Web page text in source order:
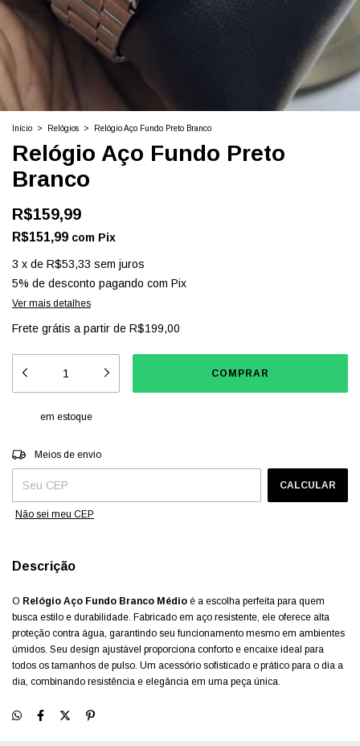
Início > Relógios > Relógio Aço Fundo Preto Branco
Relógio Aço Fundo Preto
Branco
R$159,99
R$151,99 com Pix
3 x de R$53,33 sem juros
5% de desconto pagando com Pix
Ver mais detalhes
Frete grátis a partir de R$199,00
em estoque
Entregas para o CEP:
Meios de envio
CALCULAR
Não sei meu CEP
Descrição
O Relógio Aço Fundo Branco Médio é a escolha perfeita para quem
busca estilo e durabilidade. Fabricado em aço resistente, ele oferece alta
proteção contra água, garantindo seu funcionamento mesmo em ambientes
úmidos. Seu design ajustável proporciona conforto e encaixe ideal para
todos os tamanhos de pulso. Um acessório sofisticado e prático para o dia a
dia, combinando resistência e elegância em uma peça única.